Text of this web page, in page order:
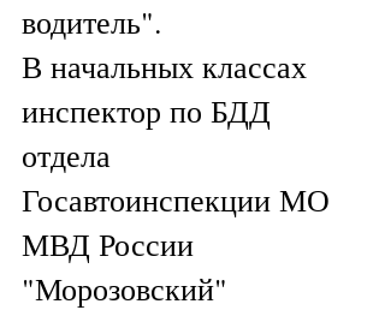
водитель".
В начальных классах
инспектор по БДД
отдела
Госавтоинспекции МО
МВД России
"Морозовский"